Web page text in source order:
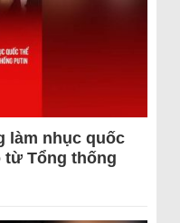
làm nhục quốc
từ Tổng thống